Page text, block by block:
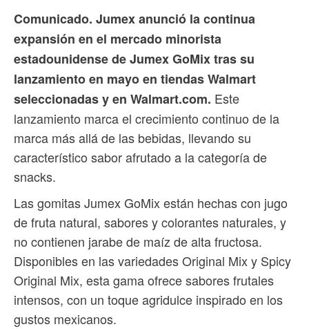
Comunicado. Jumex anunció la continua
expansión en el mercado minorista
estadounidense de Jumex GoMix tras su
lanzamiento en mayo en tiendas Walmart
seleccionadas y en Walmart.com. Este
lanzamiento marca el crecimiento continuo de la
marca más allá de las bebidas, llevando su
característico sabor afrutado a la categoría de
snacks.
Las gomitas Jumex GoMix están hechas con jugo
de fruta natural, sabores y colorantes naturales, y
no contienen jarabe de maíz de alta fructosa.
Disponibles en las variedades Original Mix y Spicy
Original Mix, esta gama ofrece sabores frutales
intensos, con un toque agridulce inspirado en los
gustos mexicanos.